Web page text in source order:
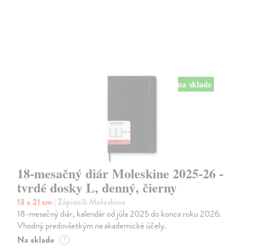
na sklade
18-mesačný diár Moleskine 2025-26 -
tvrdé dosky L, denný, čierny
13 x 21 cm | Zápisník Moleskine
18-mesačný diár, kalendár od júla 2025 do konca roku 2026.
Vhodný predovšetkým na akademické účely.
Na sklade ?